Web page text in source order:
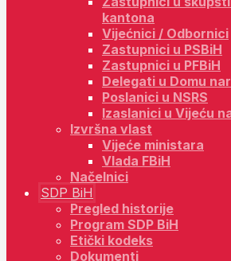
kantona
Vijećnici / Odbornici
Zastupnici u PSBiH
Zastupnici u PFBiH
Delegati u Domu
Poslanici u NSRS
Izaslanici u Vijeću
Izvršna vlast
Vijeće ministara
Vlada FBiH
Načelnici
SDP BiH
Pregled historije
Program SDP BiH
Etički kodeks
Dokumenti